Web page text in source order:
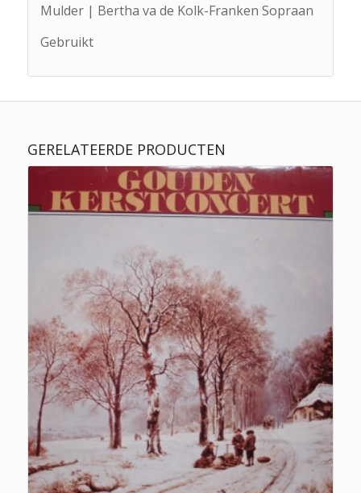
Mulder | Bertha va de Kolk-Franken Sopraan
Gebruikt
GERELATEERDE PRODUCTEN